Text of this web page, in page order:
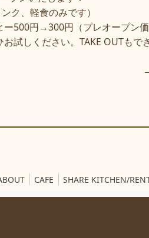
ク、軽食のみです）
500円→300円（プレオープン価
試しください。TAKE OUTもで
CAFE SHARE KITCHEN/